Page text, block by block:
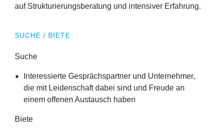
Aktuelles
auf Strukturierungsberatung und intensiver Erfahrung.
SUCHE / BIETE
Suche
Interessierte Gesprächspartner und Unternehmer,
die mit Leidenschaft dabei sind und Freude an
einem offenen Austausch haben
Biete